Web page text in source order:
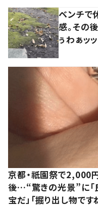
ベンチで
感。その
ぅわぁッ
京都・祇園祭で2,000
後…“驚きの光景”に「
宝だ」「掘り出し物です